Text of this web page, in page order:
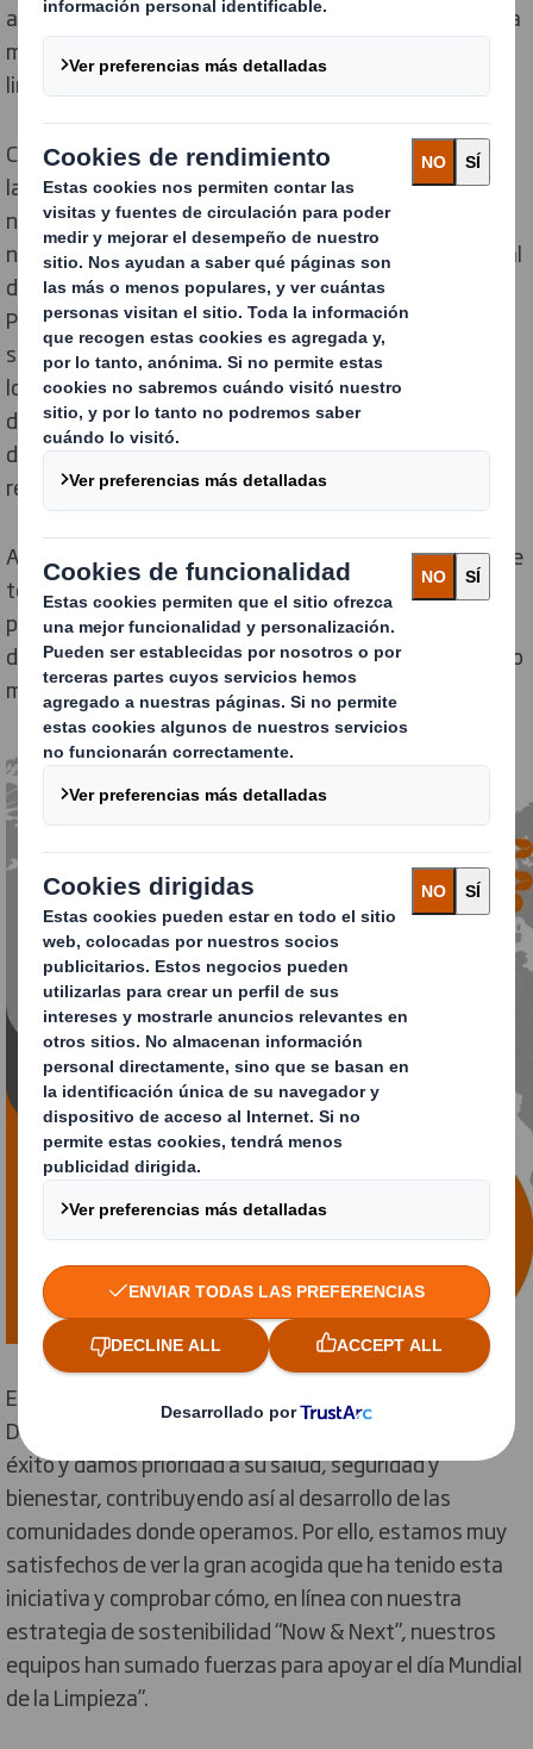
anualmente cada tercer sábado de septiembre, y une a
millones de voluntarios de 180 países para ayudar a
limpiar el planeta.
Como parte de nuestros objetivos anuales de apoyo a
las comunidades donde operamos, en el marco de
nuestra estrategia de sostenibilidadNow and Next
nos hemos unido a las iniciativas locales del Día Mundial
de la Limpieza. Más de 60 voluntarios de 7 plantas de
Packaging en Iberia han participado durante el mes de
septiembre en las recogidas de basura organizadas
localmente. Durante las salidas, se han recogido kilos
de desperdicio y de materiales reciclables para
demostrar nuestro compromiso con un mundo libre de
residuos y el apoyo a nuestras comunidades locales.
A nivel mundial, más de 300 voluntarios de DS Smith de
todas nuestras divisiones en 17 países diferentes han
participado en la iniciativa en la que han recogido más
de 4,5 toneladas de residuos, lo que fomenta un futuro
más limpio y circular.
En palabras de Ignacio Montfort, Managing Director en
DS Smith Iberia: “Las personas son la base de nuestro
éxito y damos prioridad a su salud, seguridad y
bienestar, contribuyendo así al desarrollo de las
comunidades donde operamos. Por ello, estamos muy
satisfechos de ver la gran acogida que ha tenido esta
iniciativa y comprobar cómo, en línea con nuestra
estrategia de sostenibilidad “Now & Next”, nuestros
equipos han sumado fuerzas para apoyar el día Mundial
de la Limpieza”.